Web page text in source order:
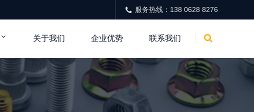
服务热线：138 0628 8276
关于我们 企业优势 联系我们